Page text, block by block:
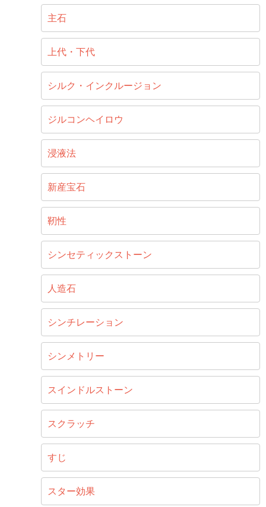
主石
上代・下代
シルク・インクルージョン
ジルコンヘイロウ
浸液法
新産宝石
靭性
シンセティックストーン
人造石
シンチレーション
シンメトリー
スインドルストーン
スクラッチ
すじ
スター効果